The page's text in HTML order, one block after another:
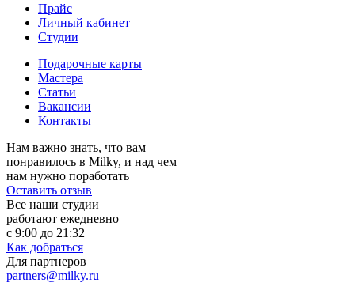
Прайс
Личный кабинет
Студии
Подарочные карты
Мастера
Статьи
Вакансии
Контакты
Нам важно знать, что вам
понравилось в Milky, и над чем
нам нужно поработать
Оставить отзыв
Все наши студии
работают ежедневно
с 9:00 до 21:32
Как добраться
Для партнеров
partners@milky.ru